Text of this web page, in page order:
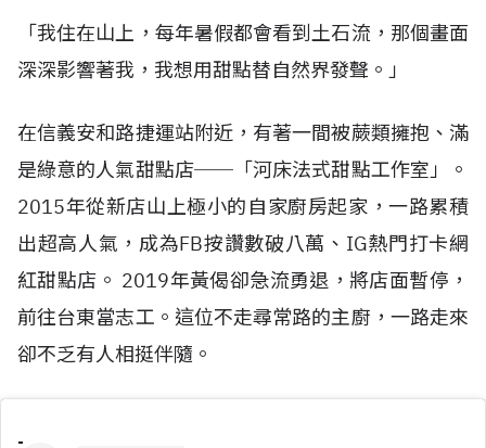
「我住在山上，每年暑假都會看到土石流，那個畫面
深深影響著我，我想用甜點替自然界發聲。」
在信義安和路捷運站附近，有著一間被蕨類擁抱、滿
是綠意的人氣甜點店──「河床法式甜點工作室」。
2015年從新店山上極小的自家廚房起家，一路累積
出超高人氣，成為FB按讚數破八萬、IG熱門打卡網
紅甜點店。 2019年黃偈卻急流勇退，將店面暫停，
前往台東當志工。這位不走尋常路的主廚，一路走來
卻不乏有人相挺伴隨。